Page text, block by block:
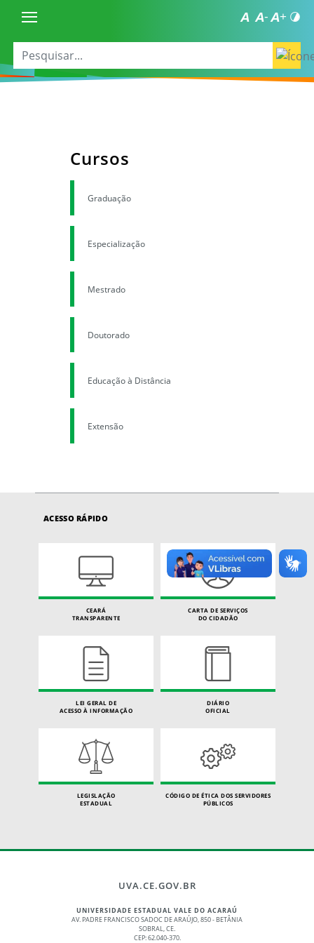
Cursos
Graduação
Especialização
Mestrado
Doutorado
Educação à Distância
Extensão
ACESSO RÁPIDO
CEARÁ
TRANSPARENTE
CARTA DE SERVIÇOS
DO CIDADÃO
LEI GERAL DE
ACESSO À INFORMAÇÃO
DIÁRIO
OFICIAL
LEGISLAÇÃO
ESTADUAL
CÓDIGO DE ÉTICA DOS SERVIDORES
PÚBLICOS
UVA.CE.GOV.BR
UNIVERSIDADE ESTADUAL VALE DO ACARAÚ
AV. PADRE FRANCISCO SADOC DE ARAÚJO, 850 - BETÂNIA
SOBRAL, CE.
CEP: 62.040-370.